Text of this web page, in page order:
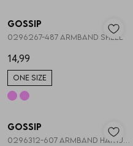
Jassen
Lingerie
1/2
Gossip
0296267-487 ARMBAND SHELL
14,99
ONE SIZE
1/2
Gossip